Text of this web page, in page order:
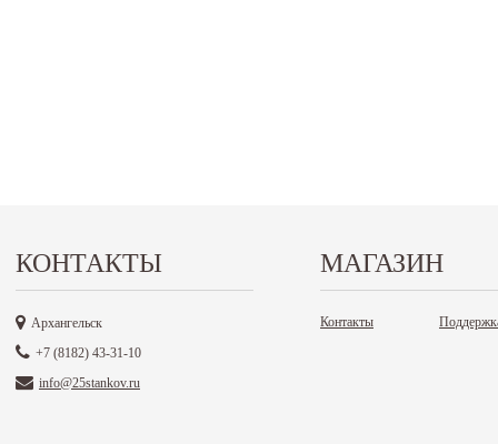
КОНТАКТЫ
Архангельск
+7 (8182) 43-31-10
info@25stankov.ru
МАГАЗИН
Контакты